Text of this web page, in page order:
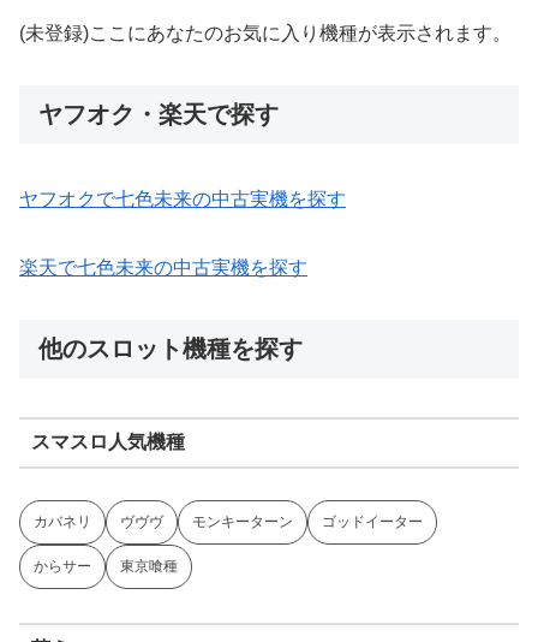
(未登録)ここにあなたのお気に入り機種が表示されます。
ヤフオク・楽天で探す
ヤフオクで七色未来の中古実機を探す
楽天で七色未来の中古実機を探す
他のスロット機種を探す
スマスロ人気機種
カバネリ ヴヴヴ モンキーターン ゴッドイーター
からサー 東京喰種